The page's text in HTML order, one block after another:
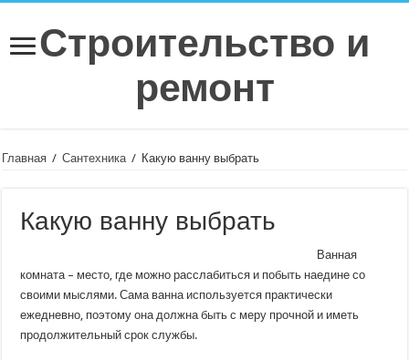
Строительство и
ремонт
Главная / Сантехника / Какую ванну выбрать
Какую ванну выбрать
Ванная
комната – место, где можно расслабиться и побыть наедине со
своими мыслями. Сама ванна используется практически
ежедневно, поэтому она должна быть с меру прочной и иметь
продолжительный срок службы.